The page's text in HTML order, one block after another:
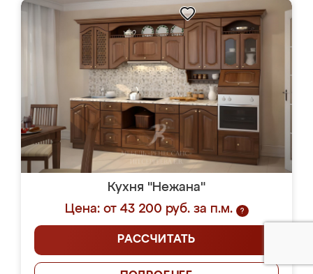
Кухня "Нежана"
Цена: от 43 200 руб. за п.м.
?
РАССЧИТАТЬ